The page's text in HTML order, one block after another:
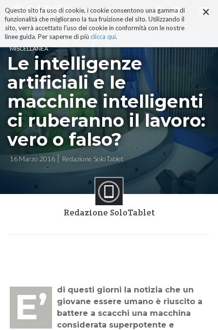
×
Questo sito fa uso di cookie, i cookie consentono una gamma di
funzionalità che migliorano la tua fruizione del sito. Utilizzando il
sito, verrà accettato l'uso dei cookie in conformità con le nostre
linee guida. Per saperne di più clicca qui.
ai
contenuti.
|
alla
navigazione
MISCELLANEA
Le intelligenze
artificiali e le
macchine intelligenti
ci ruberanno il lavoro:
vero o falso?
16 Marzo 2016 Redazione SoloTablet
Redazione SoloTablet
E’ di questi giorni la notizia che un
giovane essere umano è riuscito a
battere a scacchi una macchina
considerata superpotente e